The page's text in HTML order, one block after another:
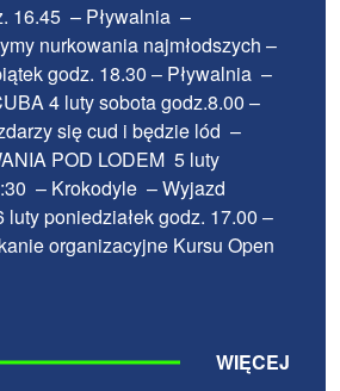
16.45 – Pływalnia –
nurkowania najmłodszych –
godz. 18.30 – Pływalnia –
4 luty sobota godz.8.00 –
się cud i będzie lód –
POD LODEM 5 luty
– Krokodyle – Wyjazd
poniedziałek godz. 17.00 –
organizacyjne Kursu Open
WIĘCEJ